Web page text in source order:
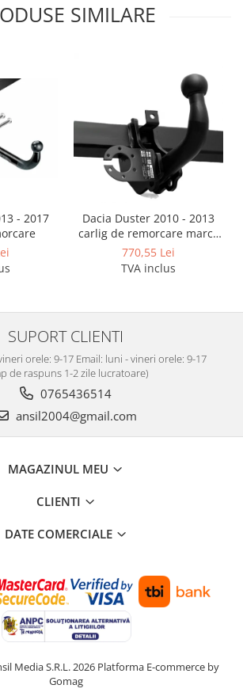
SIMILARE
- 2017
Dacia Duster 2010 - 2013
carlig de remorcare marca
Autohak
770,55 Lei
TVA inclus
SUPORT CLIENTI
orele: 9-17 Email: luni - vineri orele: 9-17
de raspuns 1-2 zile lucratoare)
0765436514
ansil2004@gmail.com
MAGAZINUL MEU
CLIENTI
DATE COMERCIALE
Media S.R.L. 2026 Platforma E-commerce by
Gomag